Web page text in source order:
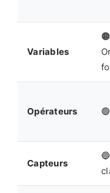
Variables
🟠
Opérateurs
Capteurs